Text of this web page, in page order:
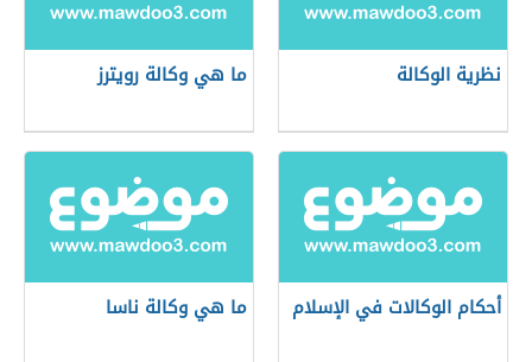
نظرية الوكالة ما هي وكالة رويترز
أحكام الوكالات في الإسلام ما هي وكالة ناسا